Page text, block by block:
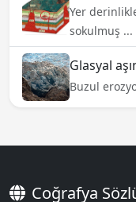
Yer
sokulmuş ...
Glasyal
Buzul
Coğrafya